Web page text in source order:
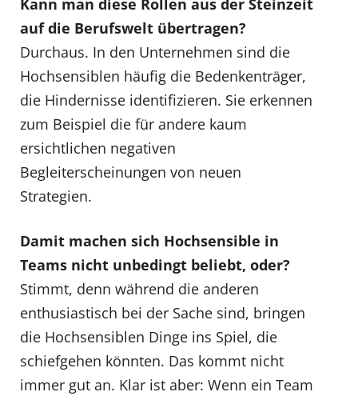
Kann man diese Rollen aus der Steinzeit
auf die Berufswelt übertragen?
Durchaus. In den Unternehmen sind die
Hochsensiblen häufig die Bedenkenträger,
die Hindernisse identifizieren. Sie erkennen
zum Beispiel die für andere kaum
ersichtlichen negativen
Begleiterscheinungen von neuen
Strategien.
Damit machen sich Hochsensible in
Teams nicht unbedingt beliebt, oder?
Stimmt, denn während die anderen
enthusiastisch bei der Sache sind, bringen
die Hochsensiblen Dinge ins Spiel, die
schiefgehen könnten. Das kommt nicht
immer gut an. Klar ist aber: Wenn ein Team